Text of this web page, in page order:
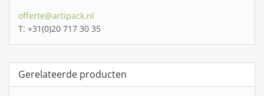
offerte@artipack.nl
T: +31(0)20 717 30 35
Gerelateerde producten